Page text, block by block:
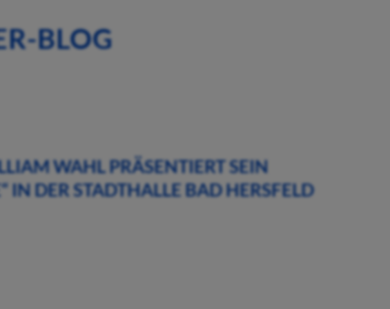
BLOG
WAHL PRÄSENTIERT SEIN
IN DER STADTHALLE BAD HERSFELD